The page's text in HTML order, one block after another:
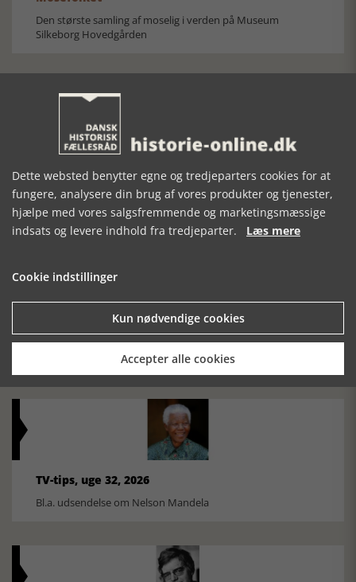
Den største samling af moselig i verden på Museum
Silkeborg Hovedgården
Historisk festival i Faaborg
FOBURGH Faaborg Internationale Historie Festival 2026 30.
oktober - 1. november 2026
Historiens Aktører 79 - John Reed
Ole Mortensøn fortæller om den amerikanske journalist
TV-tips, uge 32, 2026
Bl.a. udsendelse om Nelson Mandela
Dette websted benytter egne og tredjeparters cookies for at
fungere, analysere din brug af vores produkter og tjenester,
hjælpe med vores salgsfremmende og marketingsmæssige
indsats og levere indhold fra tredjeparter. Læs mere
Cookie indstillinger
Kun nødvendige cookies
Accepter alle cookies